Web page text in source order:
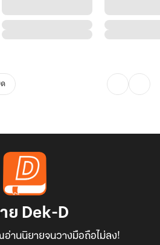
ย Dek-D
านนิยายจนวางมือถือไม่ลง!